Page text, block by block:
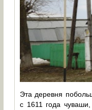
Эта деревня
с 1611 года